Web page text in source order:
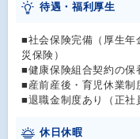
待遇・福利厚生
■社会保険完備（厚生年
災保険）
■健康保険組合契約の保
■産前産後・育児休業制
■退職金制度あり（正社
休日休暇